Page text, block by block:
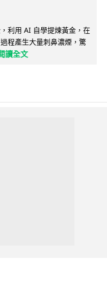
利用 AI 自學提煉黃金，在
程產生大量刺鼻濃煙，驚
讀全文